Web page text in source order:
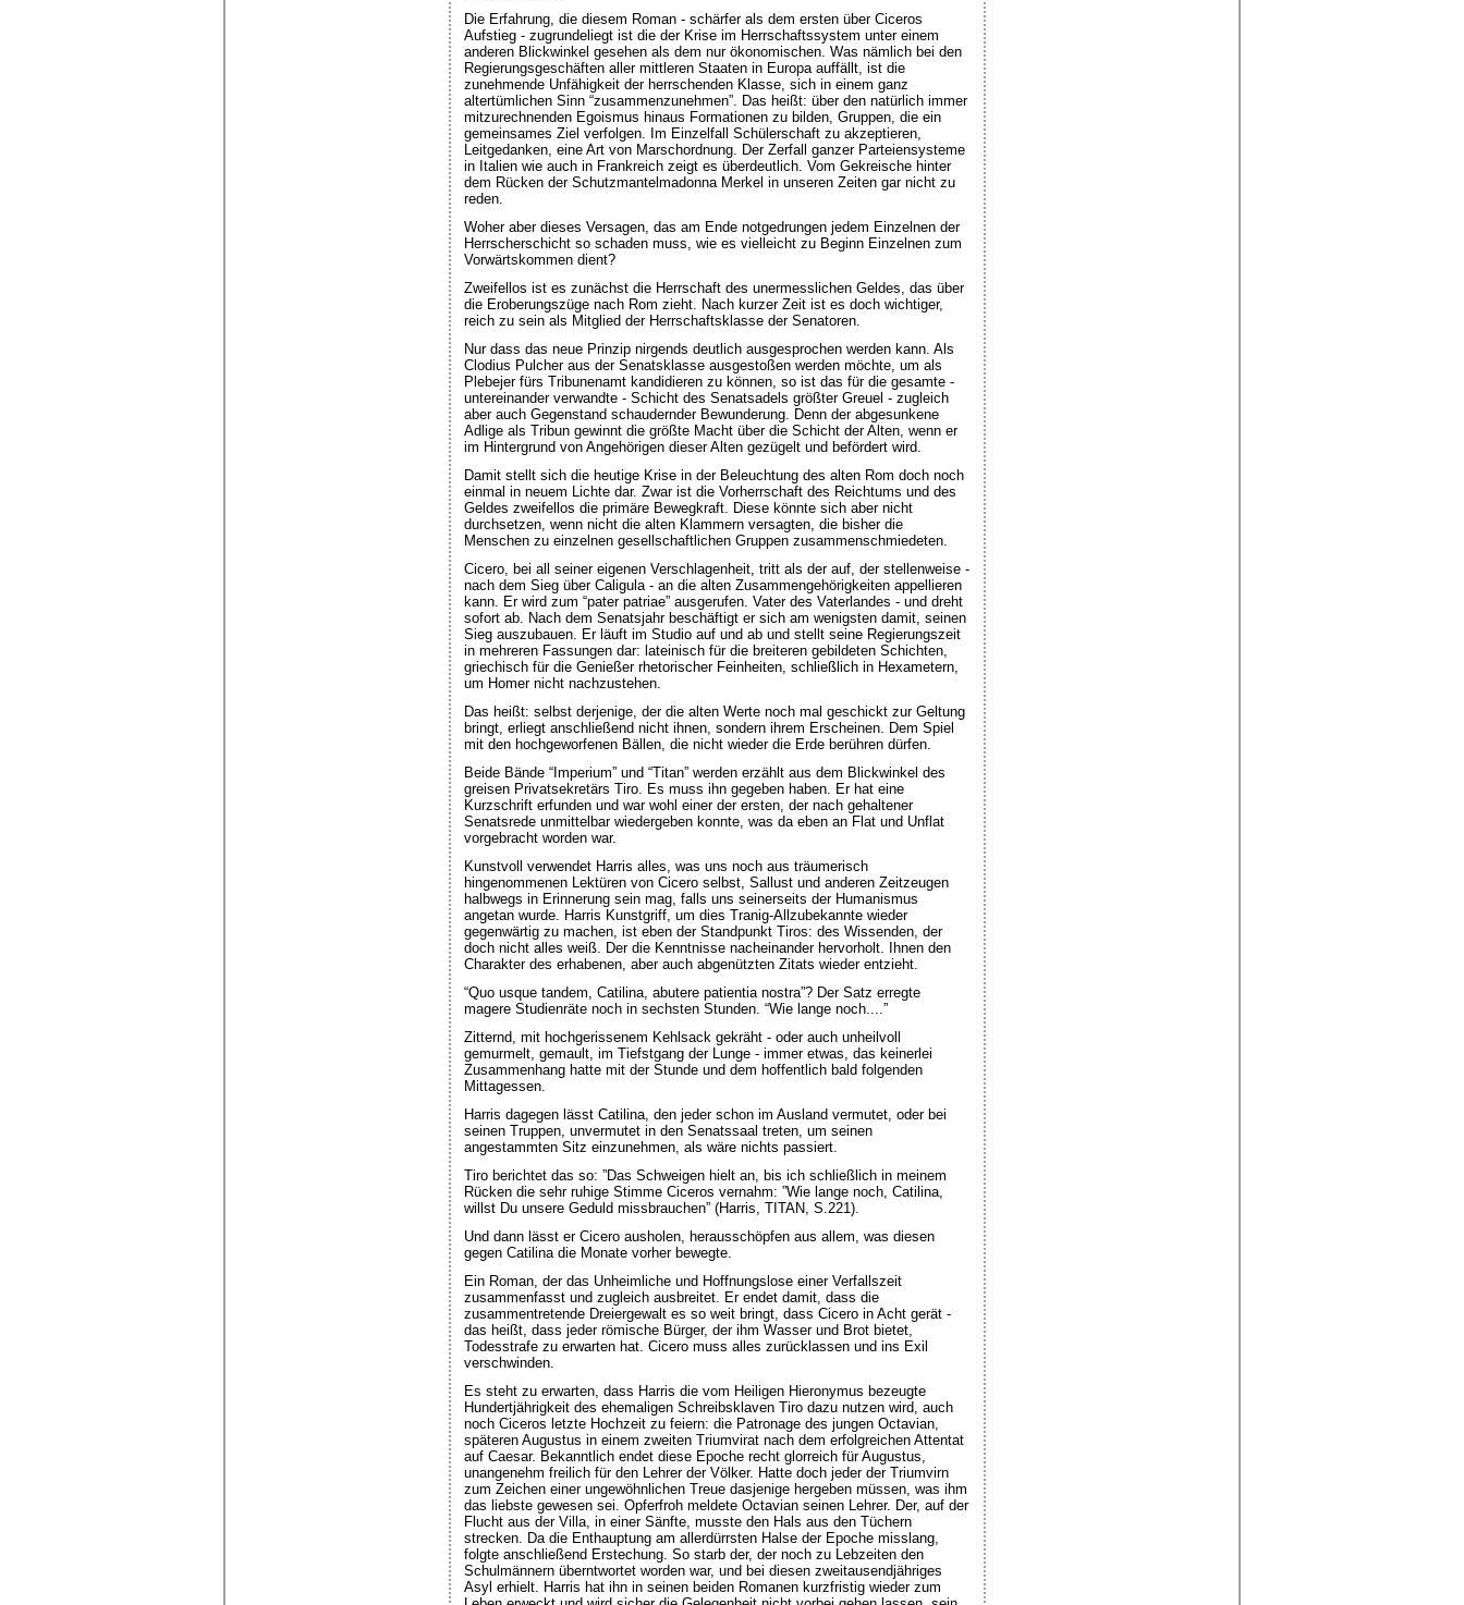
Die Erfahrung, die diesem Roman - schärfer als dem ersten über Ciceros
Aufstieg - zugrundeliegt ist die der Krise im Herrschaftssystem unter einem
anderen Blickwinkel gesehen als dem nur ökonomischen. Was nämlich bei den
Regierungsgeschäften aller mittleren Staaten in Europa auffällt, ist die
zunehmende Unfähigkeit der herrschenden Klasse, sich in einem ganz
altertümlichen Sinn “zusammenzunehmen”. Das heißt: über den natürlich immer
mitzurechnenden Egoismus hinaus Formationen zu bilden, Gruppen, die ein
gemeinsames Ziel verfolgen. Im Einzelfall Schülerschaft zu akzeptieren,
Leitgedanken, eine Art von Marschordnung. Der Zerfall ganzer Parteiensysteme
in Italien wie auch in Frankreich zeigt es überdeutlich. Vom Gekreische hinter
dem Rücken der Schutzmantelmadonna Merkel in unseren Zeiten gar nicht zu
reden.
Woher aber dieses Versagen, das am Ende notgedrungen jedem Einzelnen der
Herrscherschicht so schaden muss, wie es vielleicht zu Beginn Einzelnen zum
Vorwärtskommen dient?
Zweifellos ist es zunächst die Herrschaft des unermesslichen Geldes, das über
die Eroberungszüge nach Rom zieht. Nach kurzer Zeit ist es doch wichtiger,
reich zu sein als Mitglied der Herrschaftsklasse der Senatoren.
Nur dass das neue Prinzip nirgends deutlich ausgesprochen werden kann. Als
Clodius Pulcher aus der Senatsklasse ausgestoßen werden möchte, um als
Plebejer fürs Tribunenamt kandidieren zu können, so ist das für die gesamte -
untereinander verwandte - Schicht des Senatsadels größter Greuel - zugleich
aber auch Gegenstand schaudernder Bewunderung. Denn der abgesunkene
Adlige als Tribun gewinnt die größte Macht über die Schicht der Alten, wenn er
im Hintergrund von Angehörigen dieser Alten gezügelt und befördert wird.
Damit stellt sich die heutige Krise in der Beleuchtung des alten Rom doch noch
einmal in neuem Lichte dar. Zwar ist die Vorherrschaft des Reichtums und des
Geldes zweifellos die primäre Bewegkraft. Diese könnte sich aber nicht
durchsetzen, wenn nicht die alten Klammern versagten, die bisher die
Menschen zu einzelnen gesellschaftlichen Gruppen zusammenschmiedeten.
Cicero, bei all seiner eigenen Verschlagenheit, tritt als der auf, der stellenweise -
nach dem Sieg über Caligula - an die alten Zusammengehörigkeiten appellieren
kann. Er wird zum “pater patriae” ausgerufen. Vater des Vaterlandes - und dreht
sofort ab. Nach dem Senatsjahr beschäftigt er sich am wenigsten damit, seinen
Sieg auszubauen. Er läuft im Studio auf und ab und stellt seine Regierungszeit
in mehreren Fassungen dar: lateinisch für die breiteren gebildeten Schichten,
griechisch für die Genießer rhetorischer Feinheiten, schließlich in Hexametern,
um Homer nicht nachzustehen.
Das heißt: selbst derjenige, der die alten Werte noch mal geschickt zur Geltung
bringt, erliegt anschließend nicht ihnen, sondern ihrem Erscheinen. Dem Spiel
mit den hochgeworfenen Bällen, die nicht wieder die Erde berühren dürfen.
Beide Bände “Imperium” und “Titan” werden erzählt aus dem Blickwinkel des
greisen Privatsekretärs Tiro. Es muss ihn gegeben haben. Er hat eine
Kurzschrift erfunden und war wohl einer der ersten, der nach gehaltener
Senatsrede unmittelbar wiedergeben konnte, was da eben an Flat und Unflat
vorgebracht worden war.
Kunstvoll verwendet Harris alles, was uns noch aus träumerisch
hingenommenen Lektüren von Cicero selbst, Sallust und anderen Zeitzeugen
halbwegs in Erinnerung sein mag, falls uns seinerseits der Humanismus
angetan wurde. Harris Kunstgriff, um dies Tranig-Allzubekannte wieder
gegenwärtig zu machen, ist eben der Standpunkt Tiros: des Wissenden, der
doch nicht alles weiß. Der die Kenntnisse nacheinander hervorholt. Ihnen den
Charakter des erhabenen, aber auch abgenützten Zitats wieder entzieht.
“Quo usque tandem, Catilina, abutere patientia nostra”? Der Satz erregte
magere Studienräte noch in sechsten Stunden. “Wie lange noch....”
Zitternd, mit hochgerissenem Kehlsack gekräht - oder auch unheilvoll
gemurmelt, gemault, im Tiefstgang der Lunge - immer etwas, das keinerlei
Zusammenhang hatte mit der Stunde und dem hoffentlich bald folgenden
Mittagessen.
Harris dagegen lässt Catilina, den jeder schon im Ausland vermutet, oder bei
seinen Truppen, unvermutet in den Senatssaal treten, um seinen
angestammten Sitz einzunehmen, als wäre nichts passiert.
Tiro berichtet das so: ”Das Schweigen hielt an, bis ich schließlich in meinem
Rücken die sehr ruhige Stimme Ciceros vernahm: ”Wie lange noch, Catilina,
willst Du unsere Geduld missbrauchen” (Harris, TITAN, S.221).
Und dann lässt er Cicero ausholen, herausschöpfen aus allem, was diesen
gegen Catilina die Monate vorher bewegte.
Ein Roman, der das Unheimliche und Hoffnungslose einer Verfallszeit
zusammenfasst und zugleich ausbreitet. Er endet damit, dass die
zusammentretende Dreiergewalt es so weit bringt, dass Cicero in Acht gerät -
das heißt, dass jeder römische Bürger, der ihm Wasser und Brot bietet,
Todesstrafe zu erwarten hat. Cicero muss alles zurücklassen und ins Exil
verschwinden.
Es steht zu erwarten, dass Harris die vom Heiligen Hieronymus bezeugte
Hundertjährigkeit des ehemaligen Schreibsklaven Tiro dazu nutzen wird, auch
noch Ciceros letzte Hochzeit zu feiern: die Patronage des jungen Octavian,
späteren Augustus in einem zweiten Triumvirat nach dem erfolgreichen Attentat
auf Caesar. Bekanntlich endet diese Epoche recht glorreich für Augustus,
unangenehm freilich für den Lehrer der Völker. Hatte doch jeder der Triumvirn
zum Zeichen einer ungewöhnlichen Treue dasjenige hergeben müssen, was ihm
das liebste gewesen sei. Opferfroh meldete Octavian seinen Lehrer. Der, auf der
Flucht aus der Villa, in einer Sänfte, musste den Hals aus den Tüchern
strecken. Da die Enthauptung am allerdürrsten Halse der Epoche misslang,
folgte anschließend Erstechung. So starb der, der noch zu Lebzeiten den
Schulmännern überntwortet worden war, und bei diesen zweitausendjähriges
Asyl erhielt. Harris hat ihn in seinen beiden Romanen kurzfristig wieder zum